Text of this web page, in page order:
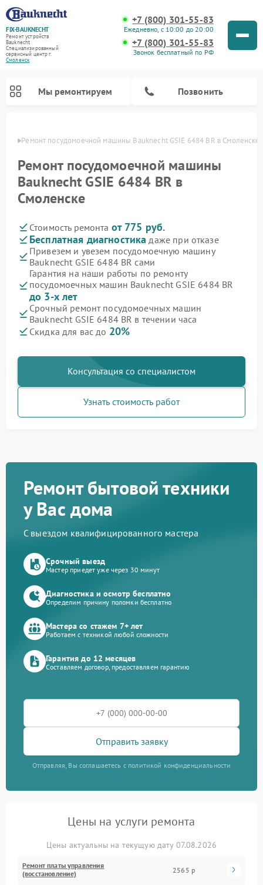
FIX-BAUKNECHT
Ремонт устройств
Bauknecht
Специализированный
cервисный центр г.
Смоленск
+7 (800) 301-55-83
Ежедневно, с 10:00 до 20:00
+7 (800) 301-55-83
Звонок бесплатный по РФ
Мы ремонтируем Позвонить
Ремонт посудомоечной машины Bauknecht GSIE 6484 BR в Смоленске
Ремонт посудомоечной машины
Bauknecht GSIE 6484 BR в
Смоленске
Стоимость ремонта от 775 руб.
Бесплатная диагностика даже при отказе
Привезем и увезем посудомоечную машину
Bauknecht GSIE 6484 BR сами
Гарантия на наши работы по ремонту
посудомоечных машин Bauknecht GSIE 6484 BR
до 3-х лет
Срочный ремонт посудомоечных машин
Bauknecht GSIE 6484 BR в течении часа
Скидка для вас до 20%
Консультация со специалистом
Узнать стоимость работ
Ремонт бытовой техники
у Вас дома
С выездом квалифицированного мастера
Срочный выезд
Мастер приедет уже через 30 минут
Диагностика и осмотр бесплатно
Определим причину поломки бесплатно
Мастера со стажем 7+ лет
Работаем с техникой любой сложности
Гарантия до 12 месяцев
Составляем договор, предоставляем гарантию
Отправить заявку
Отправляя, Вы соглашаетесь с политикой конфиденциальности
Цены на услуги ремонта
Цены актуальны на текущую дату 07.08.2026
Ремонт платы управления
(восстановление)
2565 р